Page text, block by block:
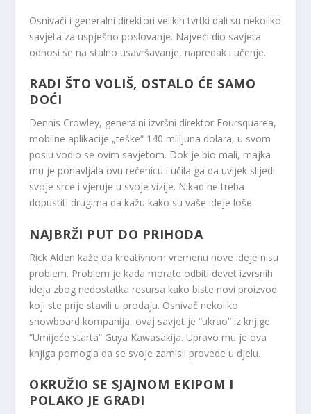
Osnivači i generalni direktori velikih tvrtki dali su nekoliko
savjeta za uspješno poslovanje. Najveći dio savjeta
odnosi se na stalno usavršavanje, napredak i učenje.
RADI ŠTO VOLIŠ, OSTALO ĆE SAMO
DOĆI
Dennis Crowley, generalni izvršni direktor Foursquarea,
mobilne aplikacije „teške“ 140 milijuna dolara, u svom
poslu vodio se ovim savjetom. Dok je bio mali, majka
mu je ponavljala ovu rečenicu i učila ga da uvijek slijedi
svoje srce i vjeruje u svoje vizije. Nikad ne treba
dopustiti drugima da kažu kako su vaše ideje loše.
NAJBRŽI PUT DO PRIHODA
Rick Alden kaže da kreativnom vremenu nove ideje nisu
problem. Problem je kada morate odbiti devet izvrsnih
ideja zbog nedostatka resursa kako biste novi proizvod
koji ste prije stavili u prodaju. Osnivač nekoliko
snowboard kompanija, ovaj savjet je “ukrao” iz knjige
“Umijeće starta” Guya Kawasakija. Upravo mu je ova
knjiga pomogla da se svoje zamisli provede u djelu.
OKRUŽIO SE SJAJNOM EKIPOM I
POLAKO JE GRADI